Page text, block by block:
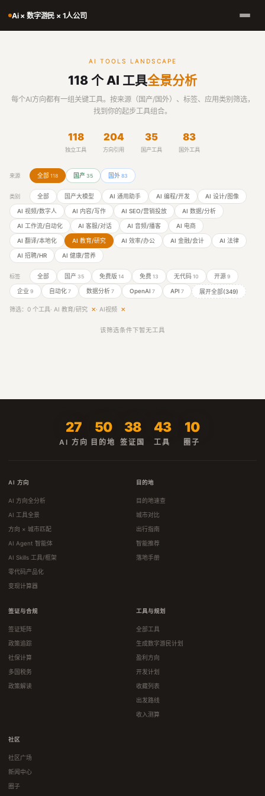
Ai × 数字游民 × 1人公司
AI TOOLS LANDSCAPE
118 个 AI 工具全景分析
每个AI方向都有一组关键工具。按来源（国产/国外）、标签、应用类别筛选，
找到你的起步工具组合。
118
独立工具
204
方向引用
35
国产工具
83
国外工具
来源 全部 118 国产 35 国外 83
类别 全部 国产大模型 AI 通用助手 AI 编程/开发 AI 设计/图像
AI 视频/数字人 AI 内容/写作 AI SEO/营销投放 AI 数据/分析
AI 工作流/自动化 AI 客服/对话 AI 音频/播客 AI 电商
AI 翻译/本地化 AI 教育/研究 AI 效率/办公 AI 金融/会计 AI 法律
AI 招聘/HR AI 健康/营养
标签 全部 国产 35 免费版 14 免费 13 无代码 10 开源 9
企业 9 自动化 7 数据分析 7 OpenAI 7 API 7 展开全部(349)
筛选：0 个工具· AI 教育/研究 ✕· AI视频 ✕
该筛选条件下暂无工具
27
AI 方向
50
目的地
38
签证国
43
工具
10
圈子
AI 方向
AI 方向全分析
AI 工具全景
方向 × 城市匹配
AI Agent 智能体
AI Skills 工具/框架
零代码产品化
变现计算器
目的地
目的地速查
城市对比
出行指南
智能推荐
落地手册
签证与合规
签证矩阵
政策追踪
社保计算
多国税务
政策解读
工具与规划
全部工具
生成数字游民计划
盈利方向
开发计划
收藏列表
出发路线
收入测算
社区
社区广场
新闻中心
圈子